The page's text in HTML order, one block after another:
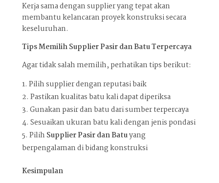
Kerja sama dengan supplier yang tepat akan
membantu kelancaran proyek konstruksi secara
keseluruhan.
Tips Memilih Supplier Pasir dan Batu Terpercaya
Agar tidak salah memilih, perhatikan tips berikut:
Pilih supplier dengan reputasi baik
Pastikan kualitas batu kali dapat diperiksa
Gunakan pasir dan batu dari sumber terpercaya
Sesuaikan ukuran batu kali dengan jenis pondasi
Pilih Supplier Pasir dan Batuyang
berpengalaman di bidang konstruksi
Kesimpulan